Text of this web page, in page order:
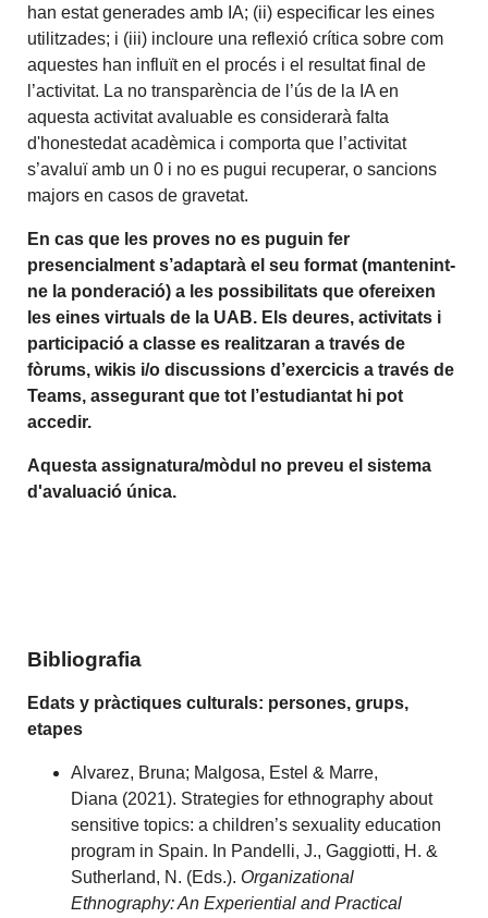
han estat generades amb IA; (ii) especificar les eines
utilitzades; i (iii) incloure una reflexió crítica sobre com
aquestes han influït en el procés i el resultat final de
l’activitat. La no transparència de l’ús de la IA en
aquesta activitat avaluable es considerarà falta
d'honestedat acadèmica i comporta que l’activitat
s’avaluï amb un 0 i no es pugui recuperar, o sancions
majors en casos de gravetat.
En cas que les proves no es puguin fer
presencialment s’adaptarà el seu format (mantenint-
ne la ponderació) a les possibilitats que ofereixen
les eines virtuals de la UAB. Els deures, activitats i
participació a classe es realitzaran a través de
fòrums, wikis i/o discussions d’exercicis a través de
Teams, assegurant que tot l’estudiantat hi pot
accedir.
Aquesta assignatura/mòdul no preveu el sistema
d'avaluació única.
Bibliografia
Edats y pràctiques culturals: persones, grups,
etapes
Alvarez, Bruna; Malgosa, Estel & Marre,
Diana (2021). Strategies for ethnography about
sensitive topics: a children’s sexuality education
program in Spain. In Pandelli, J., Gaggiotti, H. &
Sutherland, N. (Eds.). Organizational
Ethnography: An Experiential and Practical